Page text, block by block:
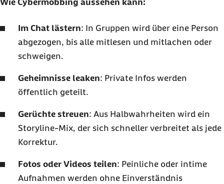
Wie Cybermobbing aussehen kann:
Im Chat lästern: In Gruppen wird über eine Person
abgezogen, bis alle mitlesen und mitlachen oder
schweigen.
Geheimnisse leaken: Private Infos werden
öffentlich geteilt.
Gerüchte streuen: Aus Halbwahrheiten wird ein
Storyline-Mix, der sich schneller verbreitet als jede
Korrektur.
Fotos oder Videos teilen: Peinliche oder intime
Aufnahmen werden ohne Einverständnis